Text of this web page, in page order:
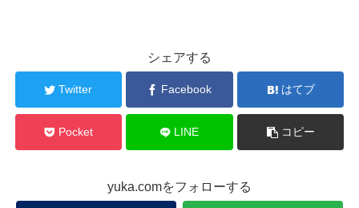
シェアする
Twitter Facebook はてブ
Pocket LINE コピー
yuka.comをフォローする